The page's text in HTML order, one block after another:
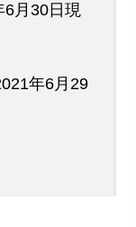
6月30日現
年6月29